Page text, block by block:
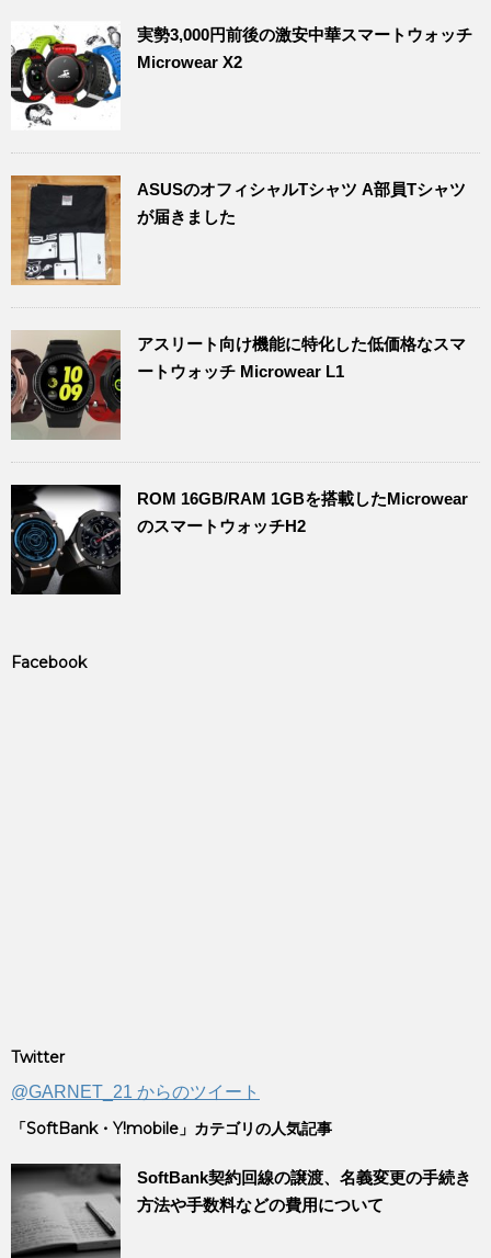
実勢3,000円前後の激安中華スマートウォッチ
Microwear X2
ASUSのオフィシャルTシャツ A部員Tシャツ
が届きました
アスリート向け機能に特化した低価格なスマ
ートウォッチ Microwear L1
ROM 16GB/RAM 1GBを搭載したMicrowear
のスマートウォッチH2
Facebook
Twitter
@GARNET_21 からのツイート
「SoftBank・Y!mobile」カテゴリの人気記事
SoftBank契約回線の譲渡、名義変更の手続き
方法や手数料などの費用について